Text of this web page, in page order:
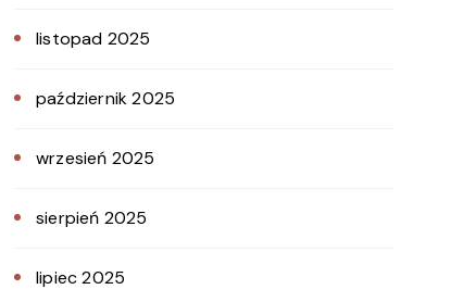
listopad 2025
październik 2025
wrzesień 2025
sierpień 2025
lipiec 2025